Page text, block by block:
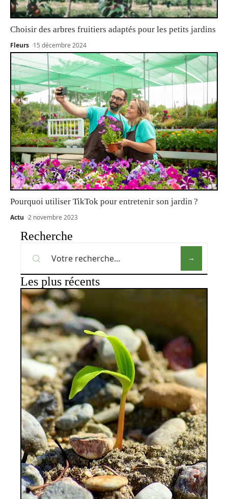
Choisir des arbres fruitiers adaptés pour les petits jardins
Fleurs 15 décembre 2024
Pourquoi utiliser TikTok pour entretenir son jardin ?
Actu 2 novembre 2023
Recherche
Les plus récents